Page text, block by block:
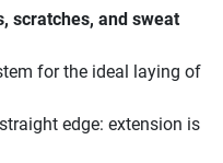
scratches, and sweat
for the ideal laying of
edge: extension is